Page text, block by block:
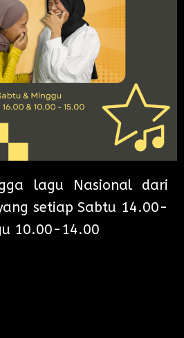
lagu Nasional dari
setiap Sabtu 14.00-
10.00-14.00